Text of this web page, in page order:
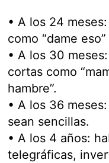
• A los 24
como “dame
• A los 30
cortas como
hambre”.
• A los 36
sean sencillas.
• A los 4 años:
telegráficas,